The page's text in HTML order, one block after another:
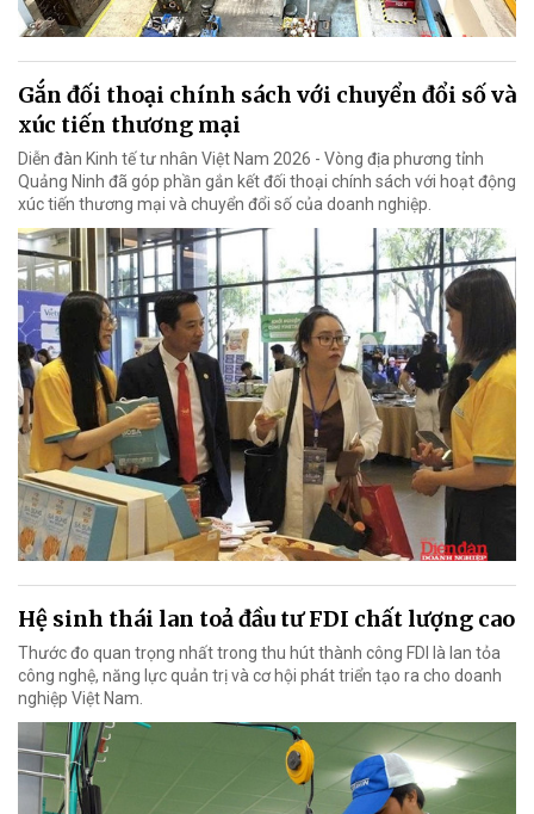
Gắn đối thoại chính sách với chuyển đổi số và
xúc tiến thương mại
Diễn đàn Kinh tế tư nhân Việt Nam 2026 - Vòng địa phương tỉnh
Quảng Ninh đã góp phần gắn kết đối thoại chính sách với hoạt động
xúc tiến thương mại và chuyển đổi số của doanh nghiệp.
Hệ sinh thái lan toả đầu tư FDI chất lượng cao
Thước đo quan trọng nhất trong thu hút thành công FDI là lan tỏa
công nghệ, năng lực quản trị và cơ hội phát triển tạo ra cho doanh
nghiệp Việt Nam.